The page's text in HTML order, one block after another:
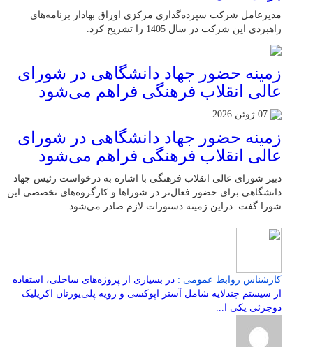
مدیرعامل شرکت سپرده‌گذاری مرکزی اوراق بهادار برنامه‌های
راهبردی این شرکت در سال 1405 را تشریح کرد.
زمینه حضور جهاد دانشگاهی در شورای
عالی انقلاب فرهنگی فراهم می‌شود
07 ژوئن 2026
زمینه حضور جهاد دانشگاهی در شورای
عالی انقلاب فرهنگی فراهم می‌شود
دبیر شورای عالی انقلاب فرهنگی با اشاره به درخواست رئیس جهاد
دانشگاهی برای حضور فعال‌تر در شوراها و کارگروه‌های تخصصی این
شورا گفت: دراین زمینه دستورات لازم صادر می‌شود.
کارشناس روابط عمومی : در بسیاری از پروژه‌های ساحلی، استفاده
از سیستم چندلایه شامل آستر اپوکسی و رویه پلی‌یورتان اکریلیک
دوجزئی یکی ا...